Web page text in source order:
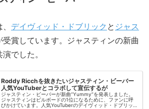
デイヴィッド・ドブリック と ジャス
受賞しています。ジャスティンの新曲
でした。
Roddy Ricchを抜きたいジャスティン・ビーバー
人気YouTuberとコラボして宣伝するが
ジャスティン・ビーバーが新曲“Yummy”を発表しました。
ジャスティンはビルボードの1位になるために、ファンに呼
びかけています。人気YouTuberのデイヴィッド・ドブリッ